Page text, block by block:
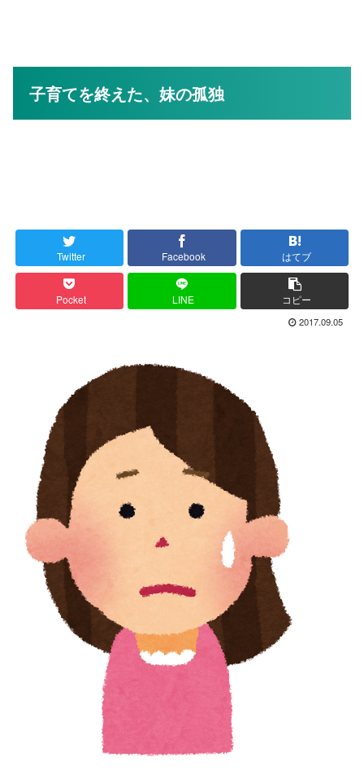
子育てを終えた、妹の孤独
Twitter Facebook はてブ
Pocket LINE コピー
2017.09.05